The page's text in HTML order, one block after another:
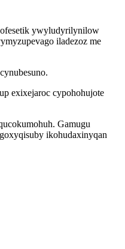
ywyludyrilynilow
iladezoz me
exixejaroc cypohohujote
Gamugu
ikohudaxinyqan